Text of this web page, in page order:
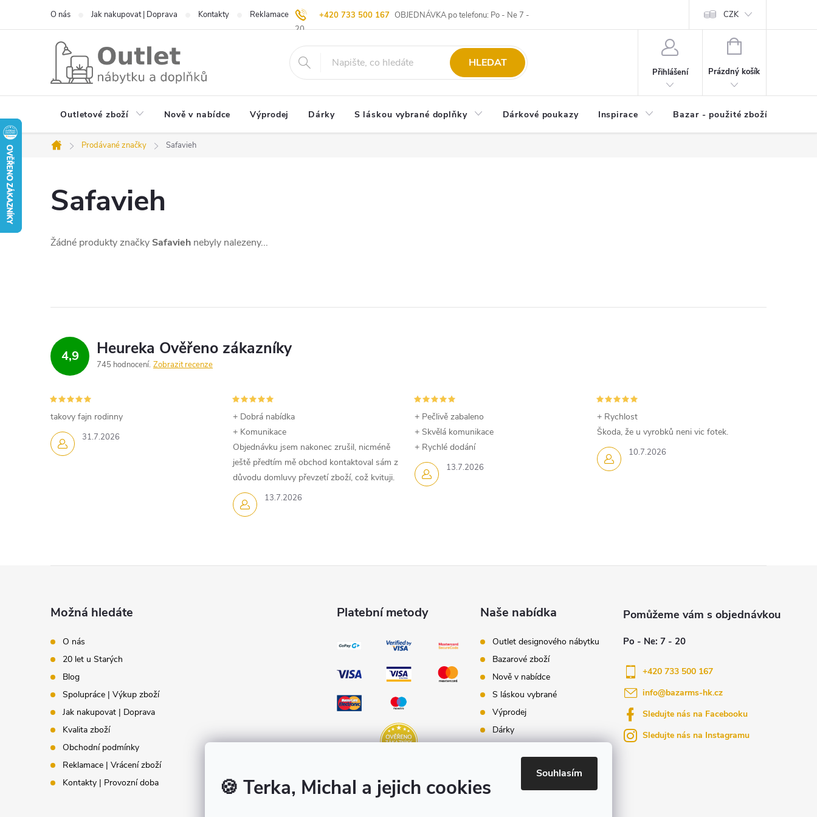
+420 733 500 167 OBJEDNÁVKA po telefonu: Po - Ne 7 -
20
🍪 Terka, Michal a jejich cookies
Souhlasím
O nás Jak nakupovat | Doprava Kontakty Reklamace | Vrácení zboží Blog 20 let u Starých Komisní prodej | Výkup zboží Kvalita zboží Spolupráce |
CZK
HLEDAT
Přihlášení
NÁKUPNÍ
Prázdný košík
Outletové zboží Nově v nabídce Výprodej Dárky S láskou vybrané doplňky Dárkové poukazy Inspirace Bazar - použité zboží
Domů
Prodávané značky Safavieh
Safavieh
Žádné produkty značky Safavieh nebyly nalezeny...
4,9
745 hodnocení Zobrazit recenze
31.7.2026
takovy fajn rodinny
13.7.2026
+ Dobrá nabídka
+ Komunikace
Objednávku jsem nakonec zrušil, nicméně
ještě předtím mě obchod kontaktoval sám z
důvodu domluvy převzetí zboží, což kvituji.
13.7.2026
+ Pečlivě zabaleno
+ Skvělá komunikace
+ Rychlé dodání
10.7.2026
+ Rychlost
Škoda, že u vyrobků neni vic fotek.
Možná hledáte
O nás
20 let u Starých
Blog
Spolupráce | Výkup zboží
Jak nakupovat | Doprava
Kvalita zboží
Obchodní podmínky
Reklamace | Vrácení zboží
Kontakty | Provozní doba
Platební metody Naše nabídka
Outlet designového nábytku
Bazarové zboží
Nově v nabídce
S láskou vybrané
Výprodej
Dárky
e-shopu
info@bazarms-hk.cz
+420 733 500 167
Sledujte nás na Facebooku
Sledujte nás na Instagramu